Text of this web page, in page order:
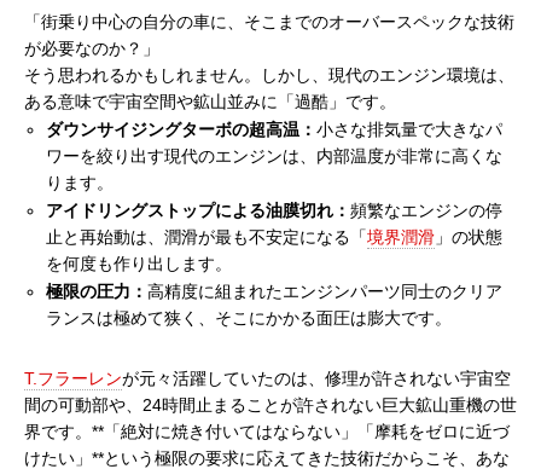
「街乗り中心の自分の車に、そこまでのオーバースペックな技術
が必要なのか？」
そう思われるかもしれません。しかし、現代のエンジン環境は、
ある意味で宇宙空間や鉱山並みに「過酷」です。
ダウンサイジングターボの超高温：小さな排気量で大きなパ
ワーを絞り出す現代のエンジンは、内部温度が非常に高くな
ります。
アイドリングストップによる油膜切れ：頻繁なエンジンの停
止と再始動は、潤滑が最も不安定になる「境界潤滑 」の状態
を何度も作り出します。
極限の圧力：高精度に組まれたエンジンパーツ同士のクリア
ランスは極めて狭く、そこにかかる面圧は膨大です。
T.フラーレンが元々活躍していたのは、修理が許されない宇宙空
間の可動部や、24時間止まることが許されない巨大鉱山重機の世
界です。**「絶対に焼き付いてはならない」「摩耗をゼロに近づ
けたい」**という極限の要求に応えてきた技術だからこそ、あな